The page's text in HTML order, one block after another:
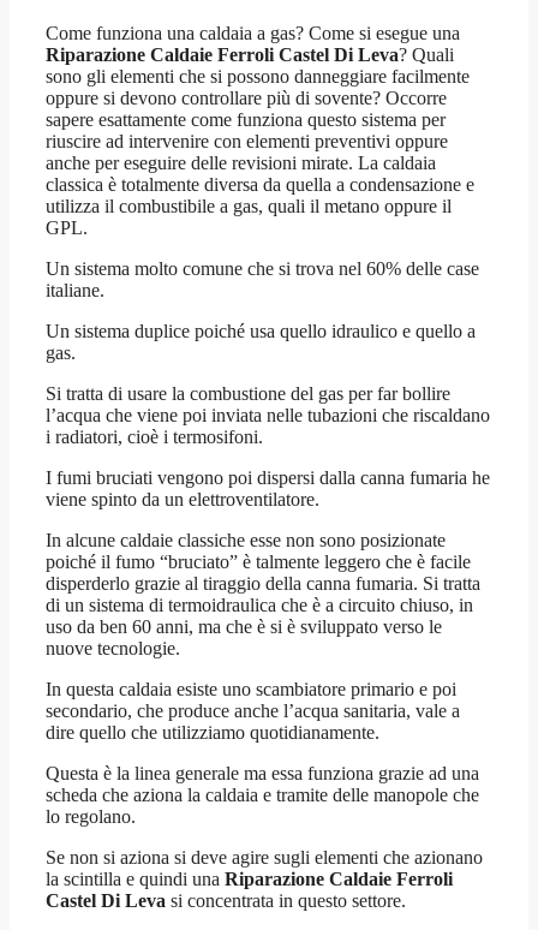
Come funziona una caldaia a gas? Come si esegue una
Riparazione Caldaie Ferroli Castel Di Leva? Quali
sono gli elementi che si possono danneggiare facilmente
oppure si devono controllare più di sovente? Occorre
sapere esattamente come funziona questo sistema per
riuscire ad intervenire con elementi preventivi oppure
anche per eseguire delle revisioni mirate. La caldaia
classica è totalmente diversa da quella a condensazione e
utilizza il combustibile a gas, quali il metano oppure il
GPL.
Un sistema molto comune che si trova nel 60% delle case
italiane.
Un sistema duplice poiché usa quello idraulico e quello a
gas.
Si tratta di usare la combustione del gas per far bollire
l’acqua che viene poi inviata nelle tubazioni che riscaldano
i radiatori, cioè i termosifoni.
I fumi bruciati vengono poi dispersi dalla canna fumaria he
viene spinto da un elettroventilatore.
In alcune caldaie classiche esse non sono posizionate
poiché il fumo “bruciato” è talmente leggero che è facile
disperderlo grazie al tiraggio della canna fumaria. Si tratta
di un sistema di termoidraulica che è a circuito chiuso, in
uso da ben 60 anni, ma che è si è sviluppato verso le
nuove tecnologie.
In questa caldaia esiste uno scambiatore primario e poi
secondario, che produce anche l’acqua sanitaria, vale a
dire quello che utilizziamo quotidianamente.
Questa è la linea generale ma essa funziona grazie ad una
scheda che aziona la caldaia e tramite delle manopole che
lo regolano.
Se non si aziona si deve agire sugli elementi che azionano
la scintilla e quindi una Riparazione Caldaie Ferroli
Castel Di Leva si concentrata in questo settore.